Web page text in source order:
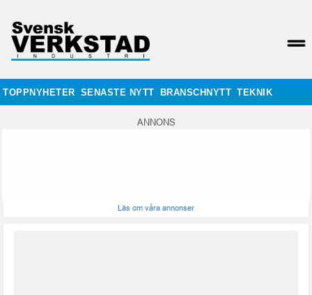
TOPPNYHETER SENASTE NYTT BRANSCHNYTT TEKNIK
ANNONS
Läs om våra annonser